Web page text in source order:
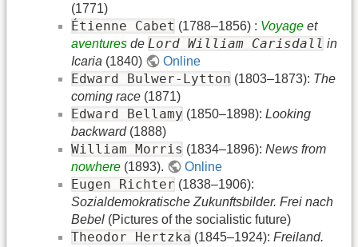
(1771)
Étienne Cabet (1788–1856) : Voyage et
aventures de Lord William Carisdall in
Icaria (1840) Online
Edward Bulwer-Lytton (1803–1873): The
coming race (1871)
Edward Bellamy (1850–1898): Looking
backward(1888)
William Morris (1834–1896): News from
nowhere (1893). Online
Eugen Richter (1838–1906):
Sozialdemokratische Zukunftsbilder. Frei nach
Bebel (Pictures of the socialistic future)
Theodor Hertzka (1845–1924): Freiland.